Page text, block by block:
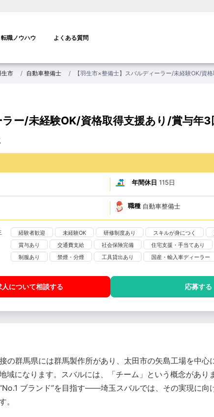
転職ノウハウ よくある質問
生市 自動車整備士 【羽生市×整備士】スバルディーラー/未経験OK/資
ラー/未経験OK/資格取得支援あり/賞与年3
年間休日 115日
職種 自動車整備士
経験者歓迎 未経験OK 研修制度あり スキルが身につく
賞与あり
交通費支給 社会保険完備 住宅支援・手当てあり
制服あり
禁煙・分煙 工具貸出あり 国産・輸入車ディーラー
人について相談する 応募する
の群馬県には群馬製作所があり、太田市の矢島工場を中
域になります。スバルには、「チーム」という概念があ
ブランド”を目指す——埼玉スバルでは、その実現に
。